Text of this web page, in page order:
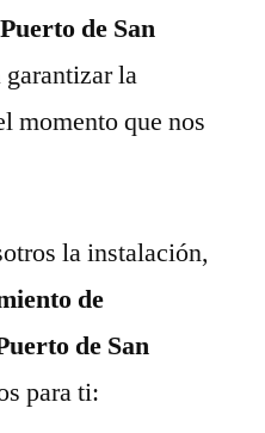
de San
garantizar la
momento que nos
la instalación,
de
de San
para ti: